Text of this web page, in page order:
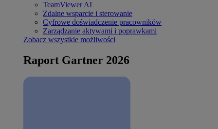
TeamViewer AI
Zdalne wsparcie i sterowanie
Cyfrowe doświadczenie pracowników
Zarządzanie aktywami i poprawkami
Zobacz wszystkie możliwości
Raport Gartner 2026